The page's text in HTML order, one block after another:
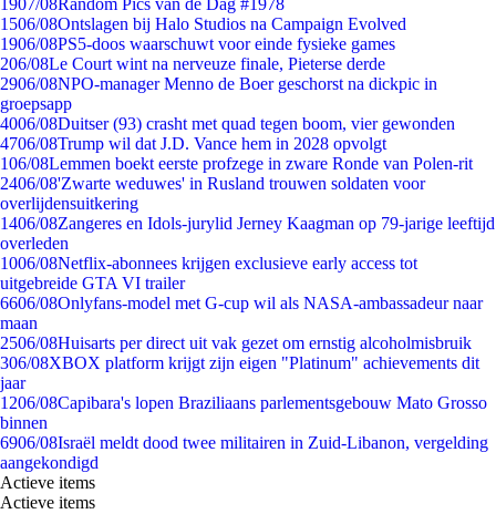
1907/08Random Pics van de Dag #1978
1506/08Ontslagen bij Halo Studios na Campaign Evolved
1906/08PS5-doos waarschuwt voor einde fysieke games
206/08Le Court wint na nerveuze finale, Pieterse derde
2906/08NPO-manager Menno de Boer geschorst na dickpic in
groepsapp
4006/08Duitser (93) crasht met quad tegen boom, vier gewonden
4706/08Trump wil dat J.D. Vance hem in 2028 opvolgt
106/08Lemmen boekt eerste profzege in zware Ronde van Polen-rit
2406/08'Zwarte weduwes' in Rusland trouwen soldaten voor
overlijdensuitkering
1406/08Zangeres en Idols-jurylid Jerney Kaagman op 79-jarige leeftijd
overleden
1006/08Netflix-abonnees krijgen exclusieve early access tot
uitgebreide GTA VI trailer
6606/08Onlyfans-model met G-cup wil als NASA-ambassadeur naar
maan
2506/08Huisarts per direct uit vak gezet om ernstig alcoholmisbruik
306/08XBOX platform krijgt zijn eigen "Platinum" achievements dit
jaar
1206/08Capibara's lopen Braziliaans parlementsgebouw Mato Grosso
binnen
6906/08Israël meldt dood twee militairen in Zuid-Libanon, vergelding
aangekondigd
Actieve items
Actieve items